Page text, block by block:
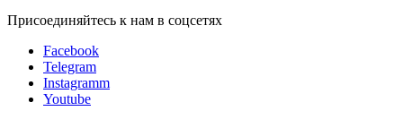
Присоединяйтесь к нам в соцсетях
Facebook
Telegram
Instagramm
Youtube